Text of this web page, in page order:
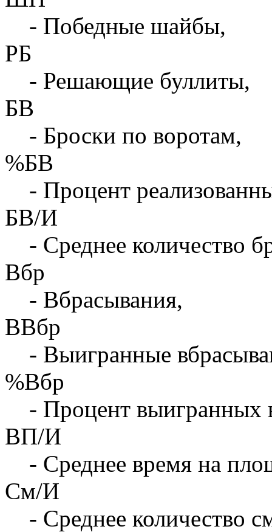
- Победные шайбы,
РБ
- Решающие буллиты,
БВ
- Броски по воротам,
%БВ
- Процент
БВ/И
- Среднее количество
Вбр
- Вбрасывания,
ВВбр
- Выигранные
%Вбр
- Процент выигранных
ВП/И
- Среднее время на
См/И
- Среднее количество